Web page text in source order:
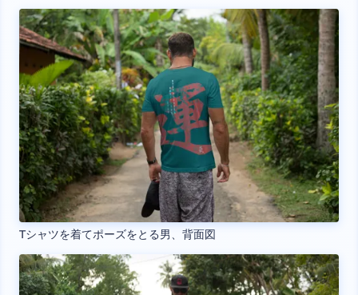
Tシャツを着てポーズをとる男、背面図